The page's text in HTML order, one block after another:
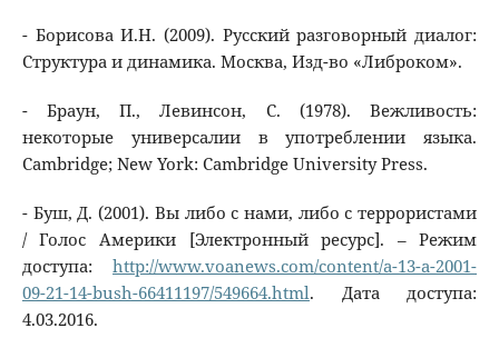
- Борисова И.Н. (2009). Русский разговорный диалог:
Структура и динамика. Москва, Изд-во «Либроком».
- Браун, П., Левинсон, С. (1978). Вежливость:
некоторые универсалии в употреблении языка.
Cambridge; New York: Cambridge University Press.
- Буш, Д. (2001). Вы либо с нами, либо с террористами
/ Голос Америки [Электронный ресурс]. – Режим
доступа:http://www.voanews.com/content/a-13-a-2001-
09-21-14-bush-66411197/549664.html. Дата доступа:
4.03.2016.